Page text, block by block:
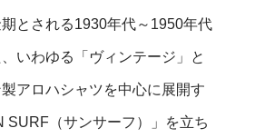
とされる1930年代～1950年代
いわゆる「ヴィンテージ」と
アロハシャツを中心に展開す
SURF（サンサーフ）」を立ち